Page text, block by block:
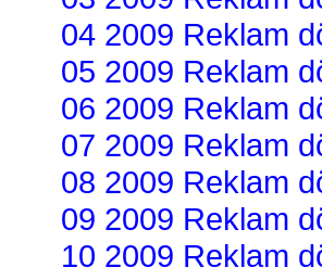
04 2009 Reklam
05 2009 Reklam
06 2009 Reklam
07 2009 Reklam
08 2009 Reklam
09 2009 Reklam
10 2009 Reklam